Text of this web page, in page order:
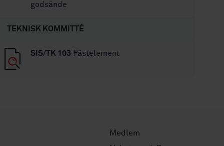
godsände
TEKNISK KOMMITTÉ
SIS/TK 103 Fästelement
Medlem